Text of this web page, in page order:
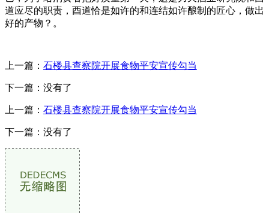
道应尽的职责，酉道恰是如许的和连结如许酿制的匠心，做出
好的产物？。
上一篇： 石楼县查察院开展食物平安宣传勾当
下一篇：没有了
上一篇： 石楼县查察院开展食物平安宣传勾当
下一篇：没有了